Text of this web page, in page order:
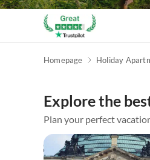
Homepage Holiday
Explore the
Plan your perfect